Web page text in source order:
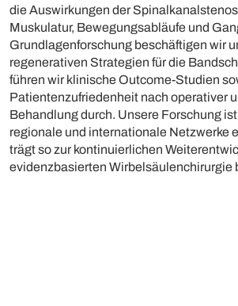
die Auswirkungen der
Muskulatur, Bewegungsabläufe und
Grundlagenforschung beschäftigen wir
regenerativen Strategien für die
führen wir klinische Outcome-Studien
Patientenzufriedenheit nach operativer
Behandlung durch. Unsere Forschung
regionale und internationale Netzwerke
trägt so zur kontinuierlichen
evidenzbasierten Wirbelsäulenchirurgie